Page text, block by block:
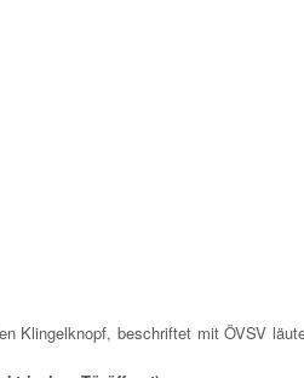
Klingelknopf, beschriftet mit ÖVSV